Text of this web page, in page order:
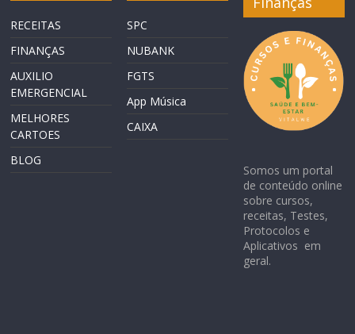
RECEITAS
FINANÇAS
AUXILIO
EMERGENCIAL
MELHORES
CARTOES
BLOG
SPC
NUBANK
FGTS
App Música
CAIXA
Somos um portal
de conteúdo online
sobre cursos,
receitas, Testes,
Protocolos e
Aplicativos em
geral.